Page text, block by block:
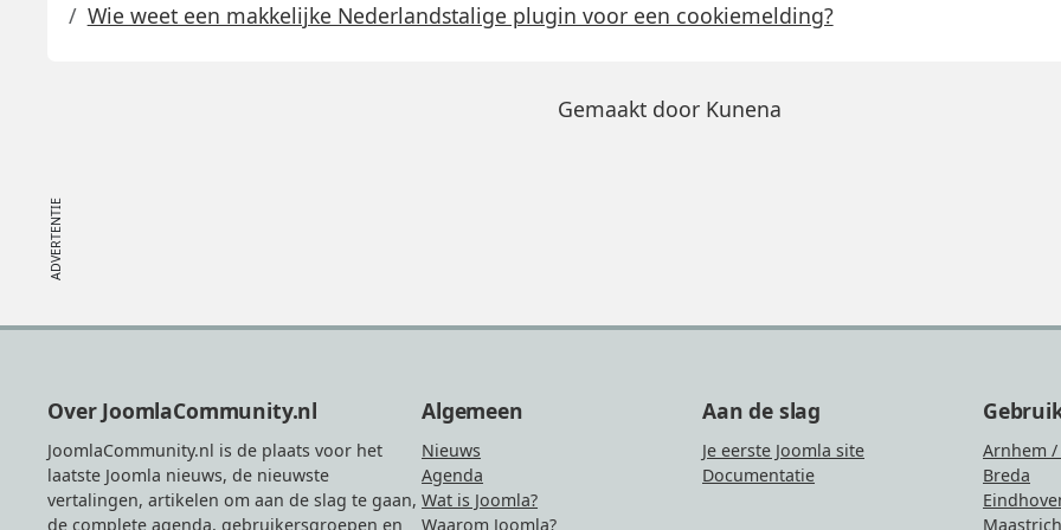
Wie weet een makkelijke Nederlandstalige plugin voor een cookiemelding?
Gemaakt door Kunena
Over JoomlaCommunity.nl
JoomlaCommunity.nl is de plaats voor het
laatste Joomla nieuws, de nieuwste
vertalingen, artikelen om aan de slag te gaan,
de complete agenda, gebruikersgroepen en
Algemeen
Nieuws
Agenda
Wat is Joomla?
Waarom Joomla?
Aan de slag
Je eerste Joomla site
Documentatie
Arnhem
Breda